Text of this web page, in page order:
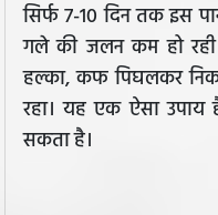
सिर्फ 7-10 दिन तक इस
गले की जलन कम हो रही
हल्का, कफ पिघलकर
रहा। यह एक ऐसा उपाय
सकता है।